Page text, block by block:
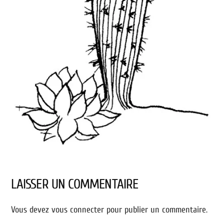
LAISSER UN COMMENTAIRE
Vous devezvous connecter pour publier un commentaire.